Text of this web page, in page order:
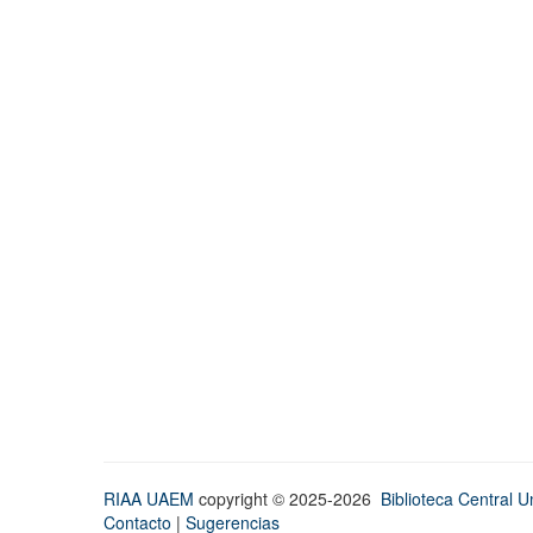
RIAA UAEM copyright © 2025-2026 Biblioteca Central
Contacto | Sugerencias